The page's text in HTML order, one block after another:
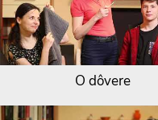
O dôvere